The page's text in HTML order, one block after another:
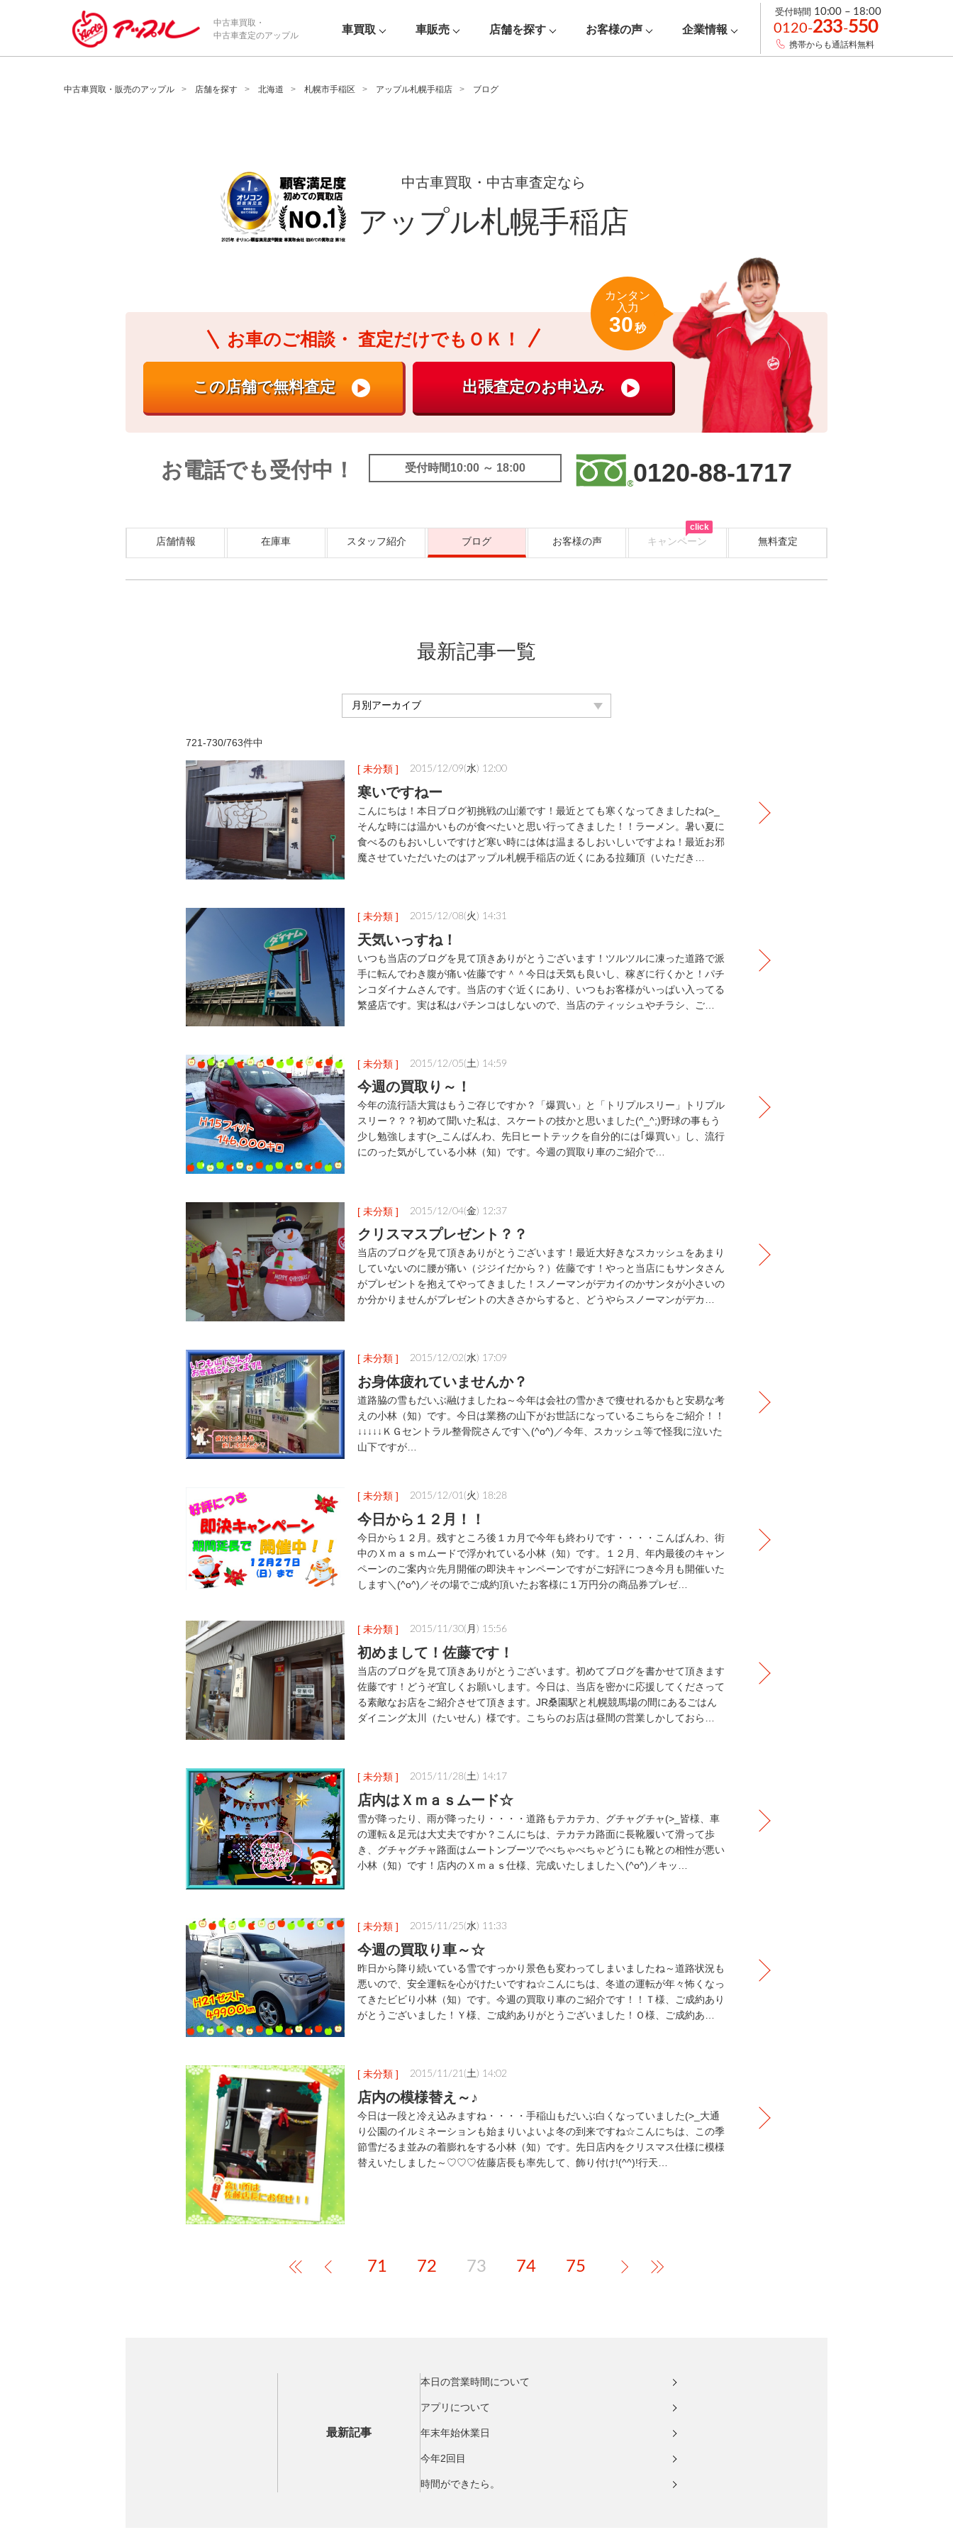
/*ABテスト_新規査定フォームの為のCVボタン*/
中古車買取・
中古車査定のアップル
車買取 車販売 店舗を探す お客様の声 企業情報
受付時間 10:00 – 18:00
0120-233-550
携帯からも通話料無料
中古車買取・販売のアップル 店舗を探す 北海道 札幌市手稲区 アップル札幌手稲店 ブログ
中古車買取・中古車査定なら
アップル札幌手稲店
お車のご相談・ 査定だけでもＯＫ！
カンタン
入力
30秒
お電話でも受付中！ 受付時間10:00 ～ 18:00 0120-88-1717
店舗情報 在庫車 スタッフ紹介 ブログ お客様の声 キャンペーン 無料査定
click
最新記事一覧
721-730/763件中
[ 未分類 ] 2015/12/09(水) 12:00
寒いですねー
こんにちは！本日ブログ初挑戦の山瀬です！最近とても寒くなってきましたね(>_
そんな時には温かいものが食べたいと思い行ってきました！！ラーメン。暑い夏に
食べるのもおいしいですけど寒い時には体は温まるしおいしいですよね！最近お邪
魔させていただいたのはアップル札幌手稲店の近くにある拉麺頂（いただき…
[ 未分類 ] 2015/12/08(火) 14:31
天気いっすね！
いつも当店のブログを見て頂きありがとうございます！ツルツルに凍った道路で派
手に転んでわき腹が痛い佐藤です＾＾今日は天気も良いし、稼ぎに行くかと！パチ
ンコダイナムさんです。当店のすぐ近くにあり、いつもお客様がいっぱい入ってる
繁盛店です。実は私はパチンコはしないので、当店のティッシュやチラシ、ご…
[ 未分類 ] 2015/12/05(土) 14:59
今週の買取り～！
今年の流行語大賞はもうご存じですか？「爆買い」と「トリプルスリー」トリプル
スリー？？？初めて聞いた私は、スケートの技かと思いました(^_^;)野球の事もう
少し勉強します(>_こんばんわ、先日ヒートテックを自分的には｢爆買い」し、流行
にのった気がしている小林（知）です。今週の買取り車のご紹介で…
[ 未分類 ] 2015/12/04(金) 12:37
クリスマスプレゼント？？
当店のブログを見て頂きありがとうございます！最近大好きなスカッシュをあまり
していないのに腰が痛い（ジジイだから？）佐藤です！やっと当店にもサンタさん
がプレゼントを抱えてやってきました！スノーマンがデカイのかサンタが小さいの
か分かりませんがプレゼントの大きさからすると、どうやらスノーマンがデカ…
[ 未分類 ] 2015/12/02(水) 17:09
お身体疲れていませんか？
道路脇の雪もだいぶ融けましたね～今年は会社の雪かきで痩せれるかもと安易な考
えの小林（知）です。今日は業務の山下がお世話になっているこちらをご紹介！！
↓↓↓↓↓ＫＧセントラル整骨院さんです＼(^o^)／今年、スカッシュ等で怪我に泣いた
山下ですが…
[ 未分類 ] 2015/12/01(火) 18:28
今日から１２月！！
今日から１２月。残すところ後１カ月で今年も終わりです・・・・こんばんわ、街
中のＸｍａｓｍムードで浮かれている小林（知）です。１２月、年内最後のキャン
ペーンのご案内☆先月開催の即決キャンペーンですがご好評につき今月も開催いた
します＼(^o^)／その場でご成約頂いたお客様に１万円分の商品券プレゼ…
[ 未分類 ] 2015/11/30(月) 15:56
初めまして！佐藤です！
当店のブログを見て頂きありがとうございます。初めてブログを書かせて頂きます
佐藤です！どうぞ宜しくお願いします。今日は、当店を密かに応援してくださって
る素敵なお店をご紹介させて頂きます。JR桑園駅と札幌競馬場の間にあるごはん
ダイニング太川（たいせん）様です。こちらのお店は昼間の営業しかしておら…
[ 未分類 ] 2015/11/28(土) 14:17
店内はＸｍａｓムード☆
雪が降ったり、雨が降ったり・・・・道路もテカテカ、グチャグチャ(>_皆様、車
の運転＆足元は大丈夫ですか？こんにちは、テカテカ路面に長靴履いて滑って歩
き、グチャグチャ路面はムートンブーツでべちゃべちゃどうにも靴との相性が悪い
小林（知）です！店内のＸｍａｓ仕様、完成いたしました＼(^o^)／キッ…
[ 未分類 ] 2015/11/25(水) 11:33
今週の買取り車～☆
昨日から降り続いている雪ですっかり景色も変わってしまいましたね～道路状況も
悪いので、安全運転を心がけたいですね☆こんにちは、冬道の運転が年々怖くなっ
てきたビビり小林（知）です。今週の買取り車のご紹介です！！Ｔ様、ご成約あり
がとうございました！Ｙ様、ご成約ありがとうございました！Ｏ様、ご成約あ…
[ 未分類 ] 2015/11/21(土) 14:02
店内の模様替え～♪
今日は一段と冷え込みますね・・・・手稲山もだいぶ白くなっていました(>_大通
り公園のイルミネーションも始まりいよいよ冬の到来ですね☆こんにちは、この季
節雪だるま並みの着膨れをする小林（知）です。先日店内をクリスマス仕様に模様
替えいたしました～♡♡♡佐藤店長も率先して、飾り付け!(^^)!行天…
71 72 73 74 75
最新記事
本日の営業時間について
アプリについて
年末年始休業日
今年2回目
時間ができたら。